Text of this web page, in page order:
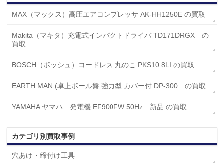
MAX（マックス）高圧エアコンプレッサ AK-HH1250E の買取
Makita（マキタ）充電式インパクトドライバ TD171DRGX の
買取
BOSCH（ボッシュ）コードレス 丸のこ PKS10.8LI の買取
EARTH MAN (卓上ボール盤 強力型 カバー付 DP-300 の買取
YAMAHA ヤマハ 発電機 EF900FW 50Hz 新品 の買取
カテゴリ別買取事例
穴あけ・締付け工具